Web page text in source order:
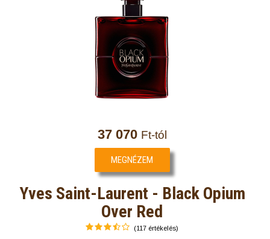
37 070 Ft-tól
MEGNÉZEM
Yves Saint-Laurent - Black Opium
Over Red
(117 értékelés)